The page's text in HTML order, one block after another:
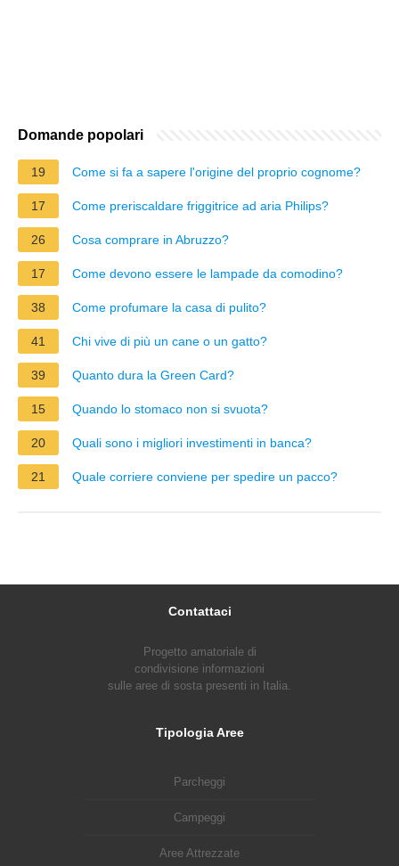
Domande popolari
19 Come si fa a sapere l'origine del proprio cognome?
17 Come preriscaldare friggitrice ad aria Philips?
26 Cosa comprare in Abruzzo?
17 Come devono essere le lampade da comodino?
38 Come profumare la casa di pulito?
41 Chi vive di più un cane o un gatto?
39 Quanto dura la Green Card?
15 Quando lo stomaco non si svuota?
20 Quali sono i migliori investimenti in banca?
21 Quale corriere conviene per spedire un pacco?
Contattaci
Progetto amatoriale di
condivisione informazioni
sulle aree di sosta presenti in Italia.
Tipologia Aree
Parcheggi
Campeggi
Aree Attrezzate